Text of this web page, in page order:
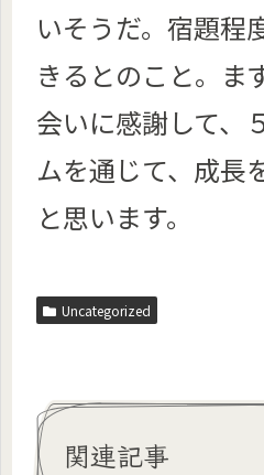
いそうだ。宿題程
きるとのこと。ま
会いに感謝して、
ムを通じて、成長
と思います。
Uncategorized
関連記事